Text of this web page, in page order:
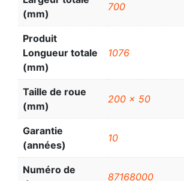
(mm)
700
Produit
Longueur totale
(mm)
1076
Taille de roue
(mm)
200 x 50
Garantie
(années)
10
Numéro de
87168000